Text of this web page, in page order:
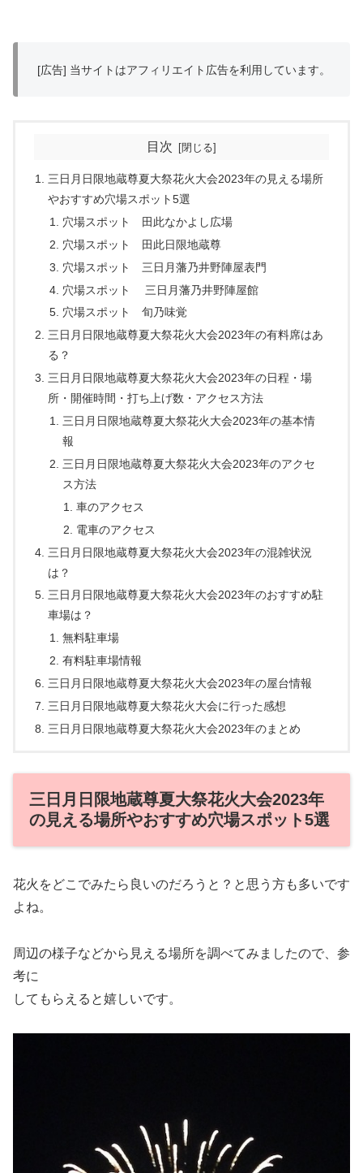
[広告] 当サイトはアフィリエイト広告を利用しています。
目次
三日月日限地蔵尊夏大祭花火大会2023年の見える場所
やおすすめ穴場スポット5選
穴場スポット 田此なかよし広場
穴場スポット 田此日限地蔵尊
穴場スポット 三日月藩乃井野陣屋表門
穴場スポット 三日月藩乃井野陣屋館
穴場スポット 旬乃味覚
三日月日限地蔵尊夏大祭花火大会2023年の有料席はあ
る？
三日月日限地蔵尊夏大祭花火大会2023年の日程・場
所・開催時間・打ち上げ数・アクセス方法
三日月日限地蔵尊夏大祭花火大会2023年の基本情
報
三日月日限地蔵尊夏大祭花火大会2023年のアクセ
ス方法
車のアクセス
電車のアクセス
三日月日限地蔵尊夏大祭花火大会2023年の混雑状況
は？
三日月日限地蔵尊夏大祭花火大会2023年のおすすめ駐
車場は？
無料駐車場
有料駐車場情報
三日月日限地蔵尊夏大祭花火大会2023年の屋台情報
三日月日限地蔵尊夏大祭花火大会に行った感想
三日月日限地蔵尊夏大祭花火大会2023年のまとめ
三日月日限地蔵尊夏大祭花火大会2023年
の見える場所やおすすめ穴場スポット5選
花火をどこでみたら良いのだろうと？と思う方も多いです
よね。
周辺の様子などから見える場所を調べてみましたので、参
考に
してもらえると嬉しいです。